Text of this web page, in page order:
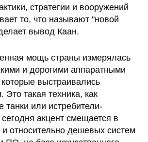
стратегии и вооружений
то, что называют "новой
вывод Каан.
и дорогими аппаратными
выстраивались
Это такая техника, как
танки или истребители-
акцент смещается в
и относительно дешевых систем